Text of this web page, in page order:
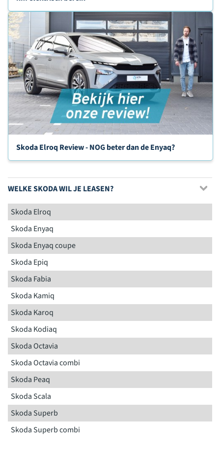
Skoda Elroq Review - NOG beter dan de Enyaq?
WELKE SKODA WIL JE LEASEN?
Skoda Elroq
Skoda Enyaq
Skoda Enyaq coupe
Skoda Epiq
Skoda Fabia
Skoda Kamiq
Skoda Karoq
Skoda Kodiaq
Skoda Octavia
Skoda Octavia combi
Skoda Peaq
Skoda Scala
Skoda Superb
Skoda Superb combi